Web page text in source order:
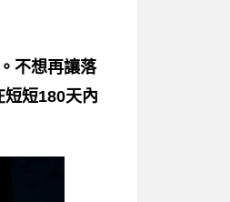
不想再讓落
短180天內